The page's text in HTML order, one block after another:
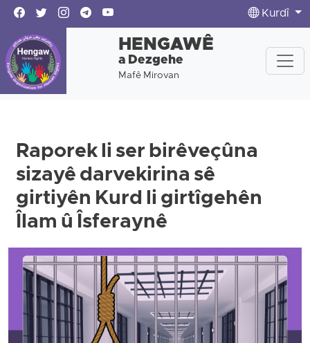
Kurdî
HENGAWÊ
a Dezgehe
Mafê Mirovan
Raporek li ser birêveçûna
sizayê darvekirina sê
girtiyên Kurd li girtîgehên
Îlam û Îsferaynê